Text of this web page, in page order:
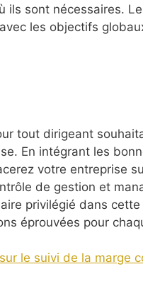
sont nécessaires.
les objectifs
tout dirigeant
En intégrant les
votre entreprise
de gestion et
privilégié dans
éprouvées pour
le suivi de la marge